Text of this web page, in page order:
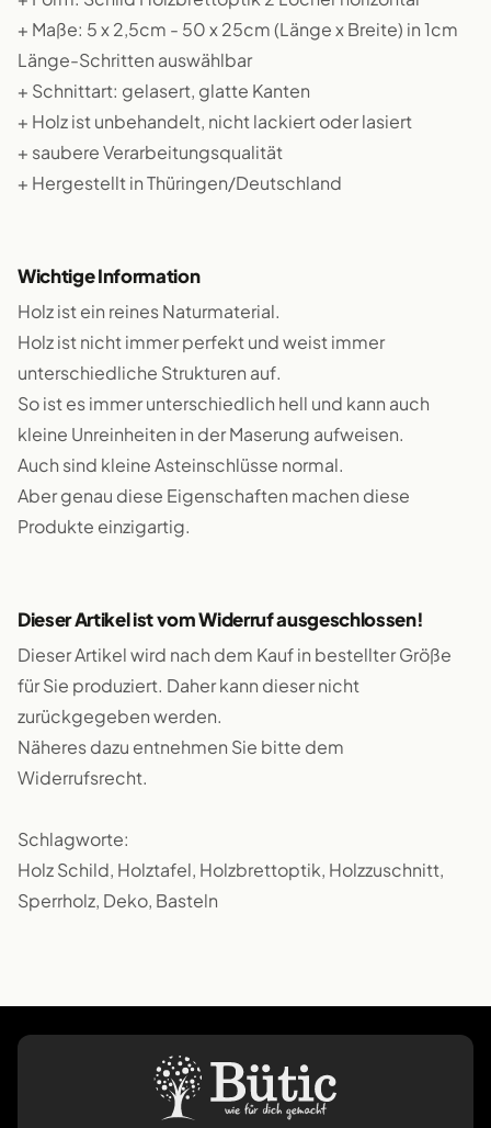
+ Maße: 5 x 2,5cm - 50 x 25cm (Länge x Breite) in 1cm
Länge-Schritten auswählbar
+ Schnittart: gelasert, glatte Kanten
+ Holz ist unbehandelt, nicht lackiert oder lasiert
+ saubere Verarbeitungsqualität
+ Hergestellt in Thüringen/Deutschland
Wichtige Information
Holz ist ein reines Naturmaterial.
Holz ist nicht immer perfekt und weist immer
unterschiedliche Strukturen auf.
So ist es immer unterschiedlich hell und kann auch
kleine Unreinheiten in der Maserung aufweisen.
Auch sind kleine Asteinschlüsse normal.
Aber genau diese Eigenschaften machen diese
Produkte einzigartig.
Dieser Artikel ist vom Widerruf ausgeschlossen!
Dieser Artikel wird nach dem Kauf in bestellter Größe
für Sie produziert. Daher kann dieser nicht
zurückgegeben werden.
Näheres dazu entnehmen Sie bitte dem
Widerrufsrecht.
Schlagworte:
Holz Schild, Holztafel, Holzbrettoptik, Holzzuschnitt,
Sperrholz, Deko, Basteln